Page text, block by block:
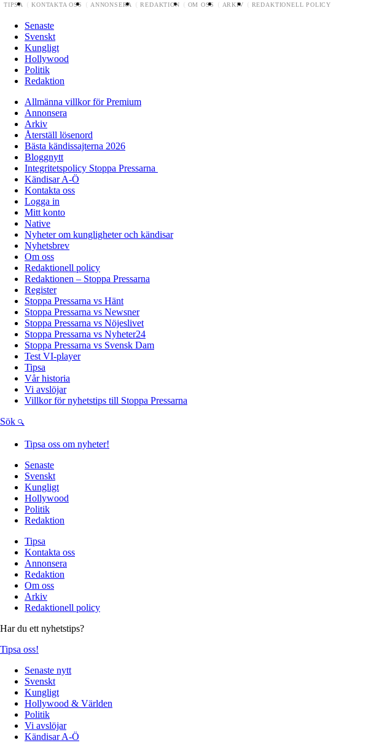
TIPSA KONTAKTA OSS ANNONSERA REDAKTION OM OSS ARKIV REDAKTIONELL POLICY
Senaste
Svenskt
Kungligt
Hollywood
Politik
Redaktion
Allmänna villkor för Premium
Annonsera
Arkiv
Återställ lösenord
Bästa kändissajterna 2026
Bloggnytt
Integritetspolicy Stoppa Pressarna
Kändisar A-Ö
Kontakta oss
Logga in
Mitt konto
Native
Nyheter om kungligheter och kändisar
Nyhetsbrev
Om oss
Redaktionell policy
Redaktionen – Stoppa Pressarna
Register
Stoppa Pressarna vs Hänt
Stoppa Pressarna vs Newsner
Stoppa Pressarna vs Nöjeslivet
Stoppa Pressarna vs Nyheter24
Stoppa Pressarna vs Svensk Dam
Test VI-player
Tipsa
Vår historia
Vi avslöjar
Villkor för nyhetstips till Stoppa Pressarna
Sök
Tipsa oss om nyheter!
Senaste
Svenskt
Kungligt
Hollywood
Politik
Redaktion
Tipsa
Kontakta oss
Annonsera
Redaktion
Om oss
Arkiv
Redaktionell policy
Har du ett nyhetstips?
Tipsa oss!
Senaste nytt
Svenskt
Kungligt
Hollywood & Världen
Politik
Vi avslöjar
Kändisar A-Ö